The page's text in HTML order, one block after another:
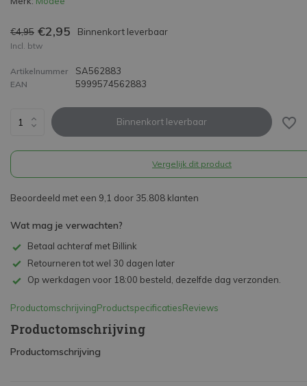
€4,95 €2,95 Binnenkort leverbaar
Incl. btw
Artikelnummer SA562883
EAN 5999574562883
Binnenkort leverbaar
Vergelijk dit product
Beoordeeld met een 9,1 door 35.808 klanten
Wat mag je verwachten?
Betaal achteraf met Billink
Retourneren tot wel 30 dagen later
Op werkdagen voor 18:00 besteld, dezelfde dag verzonden.
ProductomschrijvingProductspecificatiesReviews
Productomschrijving
Productomschrijving